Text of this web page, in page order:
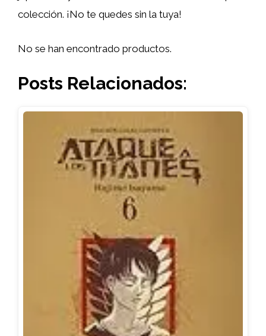
colección. ¡No te quedes sin la tuya!
No se han encontrado productos.
Posts Relacionados: